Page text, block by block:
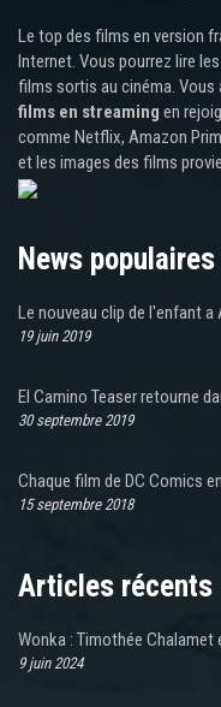
Le top des films en version
Internet. Vous pourrez lire
films sortis au cinéma. Vous
films en streaming en
comme Netflix, Amazon
et les images des films
News populaires
Le nouveau clip de l'enfant a
19 juin 2019
El Camino Teaser retourne
30 septembre 2019
Chaque film de DC Comics
15 septembre 2018
Articles récents
Wonka : Timothée Chalamet
9 juin 2024